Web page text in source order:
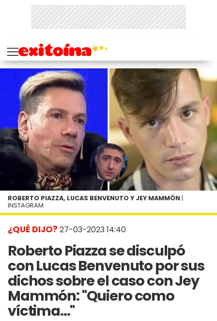
¿QUÉ DIJO? 27-03-2023 14:40
Roberto Piazza se disculpó
con Lucas Benvenuto por sus
dichos sobre el caso con Jey
Mammón: "Quiero como
víctima..."
ROBERTO PIAZZA, LUCAS BENVENUTO Y JEY MAMMÓN |
INSTAGRAM